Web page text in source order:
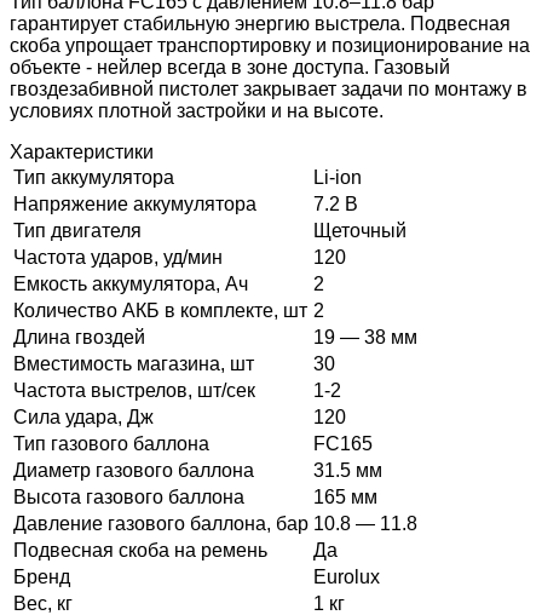
гарантирует стабильную энергию выстрела. Подвесная
скоба упрощает транспортировку и позиционирование на
объекте - нейлер всегда в зоне доступа. Газовый
гвоздезабивной пистолет закрывает задачи по монтажу в
условиях плотной застройки и на высоте.
Характеристики
Тип аккумулятора
Li-ion
Напряжение аккумулятора
7.2 В
Тип двигателя
Щеточный
Частота ударов, уд/мин
120
Емкость аккумулятора, Ач
2
Количество АКБ в комплекте, шт 2
Длина гвоздей
19 — 38 мм
Вместимость магазина, шт
30
Частота выстрелов, шт/сек
1-2
Сила удара, Дж
120
Тип газового баллона
FC165
Диаметр газового баллона
31.5 мм
Высота газового баллона
165 мм
Давление газового баллона, бар 10.8 — 11.8
Подвесная скоба на ремень
Да
Бренд
Eurolux
Вес, кг
1 кг